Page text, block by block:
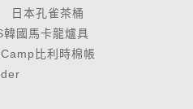
日本孔雀茶桶
國馬卡龍爐具
比利時棉帳